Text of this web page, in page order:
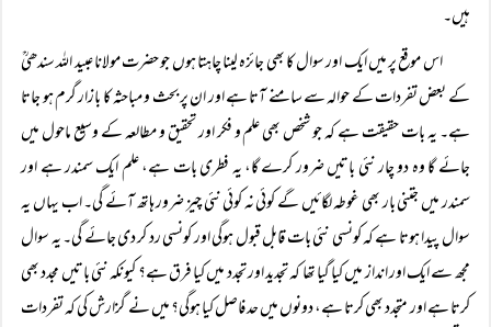
ہیں۔
اس موقع پر میں ایک اور سوال کا بھی جائزہ لینا چاہتا ہوں جو حضرت مولانا عبید اللہ سندھیؒ
کے بعض تفردات کے حوالہ سے سامنے آتا ہے اور ان پر بحث و مباحثہ کا بازار گرم ہو جاتا
ہے۔ یہ بات حقیقت ہے کہ جو شخص بھی علم و فکر اور تحقیق و مطالعہ کے وسیع ماحول میں
جائے گا وہ دو چار نئی باتیں ضرور کرے گا، یہ فطری بات ہے، علم ایک سمندر ہے اور
سمندر میں جتنی بار بھی غوطہ لگائیں گے کوئی نہ کوئی نئی چیز ضرور ہاتھ آئے گی۔ اب یہاں یہ
سوال پیدا ہوتا ہے کہ کونسی نئی بات قابل قبول ہوگی اور کونسی رد کر دی جائے گی۔ یہ سوال
مجھ سے ایک اور انداز میں کیا گیا تھا کہ تجدید اور تجدد میں کیا فرق ہے؟ کیونکہ نئی باتیں مجدد بھی
کرتا ہے اور متجدد بھی کرتا ہے، دونوں میں حد فاصل کیا ہوگی؟ میں نے گزارش کی کہ تفردات